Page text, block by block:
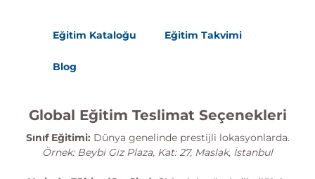
Data Drift ve Model Drift
Veri sapmalarının tespiti
Otomatik Sorun Giderme ve Sürekli
İyileştirme
Eğitim Kataloğu Eğitim Takvimi
Blog
Global Eğitim Teslimat Seçenekleri
Sınıf Eğitimi: Dünya genelinde prestijli lokasyonlarda.
Örnek: Beybi Giz Plaza, Kat: 27, Maslak, İstanbul